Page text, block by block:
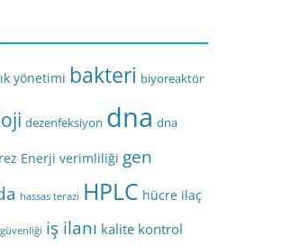
yönetimi bakteri biyoreaktör
dezenfeksiyon dna dna
Enerji verimliliği gen
hassas terazi HPLC hücre ilaç
iş ilanı kalite kontrol